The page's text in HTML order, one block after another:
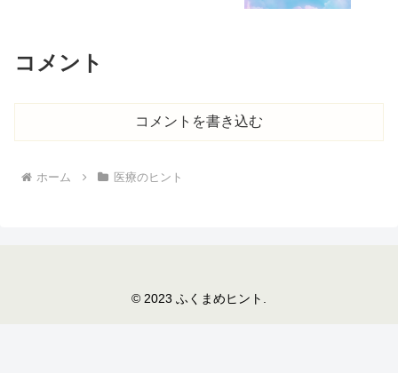
コメント
コメントを書き込む
ホーム 医療のヒント
© 2023 ふくまめヒント.